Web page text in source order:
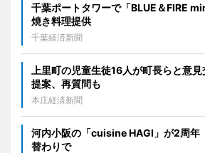
千葉ポートタワーで「BLUE＆FIRE
焼き料理提供
千葉経済新聞
上里町の児童生徒16人が町長らと意
提案、再質問も
本庄経済新聞
河内小阪の「cuisine HAGI」が2周
替わりで